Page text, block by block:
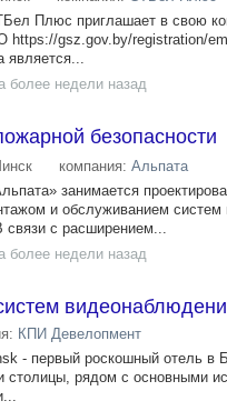
Плюс приглашает в
https://gsz.gov.by/registration/
является...
более недели назад
безопасности
компания: Альпата
занимается
и обслуживанием
связи с расширением...
более недели назад
КПИ Девелопмент
- первый роскошный отель в
столицы, рядом с основными